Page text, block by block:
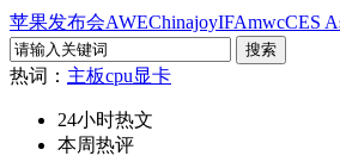
苹果发布会AWEChinajoyIFAmwcCES
热词： 主板cpu显卡
24小时热文
本周热评